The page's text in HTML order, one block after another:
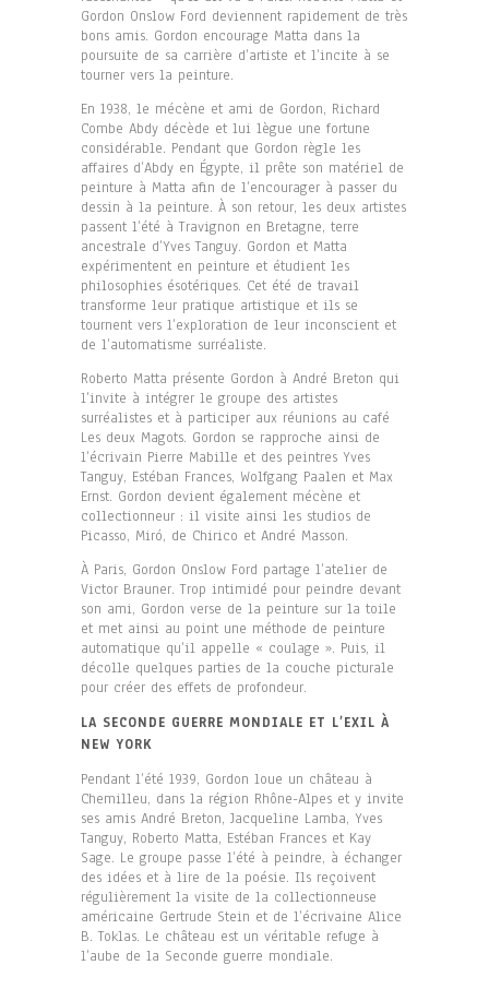
Gordon Onslow Ford deviennent rapidement de très
bons amis. Gordon encourage Matta dans la
poursuite de sa carrière d’artiste et l’incite à se
tourner vers la peinture.
En 1938, le mécène et ami de Gordon, Richard
Combe Abdy décède et lui lègue une fortune
considérable. Pendant que Gordon règle les
affaires d’Abdy en Égypte, il prête son matériel de
peinture à Matta afin de l’encourager à passer du
dessin à la peinture. À son retour, les deux artistes
passent l’été à Travignon en Bretagne, terre
ancestrale d’Yves Tanguy. Gordon et Matta
expérimentent en peinture et étudient les
philosophies ésotériques. Cet été de travail
transforme leur pratique artistique et ils se
tournent vers l’exploration de leur inconscient et
de l’automatisme surréaliste.
Roberto Matta présente Gordon à André Breton qui
l’invite à intégrer le groupe des artistes
surréalistes et à participer aux réunions au café
Les deux Magots. Gordon se rapproche ainsi de
l’écrivain Pierre Mabille et des peintres Yves
Tanguy, Estéban Frances, Wolfgang Paalen et Max
Ernst. Gordon devient également mécène et
collectionneur : il visite ainsi les studios de
Picasso, Miró, de Chirico et André Masson.
À Paris, Gordon Onslow Ford partage l’atelier de
Victor Brauner. Trop intimidé pour peindre devant
son ami, Gordon verse de la peinture sur la toile
et met ainsi au point une méthode de peinture
automatique qu’il appelle « coulage ». Puis, il
décolle quelques parties de la couche picturale
pour créer des effets de profondeur.
LA SECONDE GUERRE MONDIALE ET L’EXIL À
NEW YORK
Pendant l’été 1939, Gordon loue un château à
Chemilleu, dans la région Rhône-Alpes et y invite
ses amis André Breton, Jacqueline Lamba, Yves
Tanguy, Roberto Matta, Estéban Frances et Kay
Sage. Le groupe passe l’été à peindre, à échanger
des idées et à lire de la poésie. Ils reçoivent
régulièrement la visite de la collectionneuse
américaine Gertrude Stein et de l’écrivaine Alice
B. Toklas. Le château est un véritable refuge à
l’aube de la Seconde guerre mondiale.